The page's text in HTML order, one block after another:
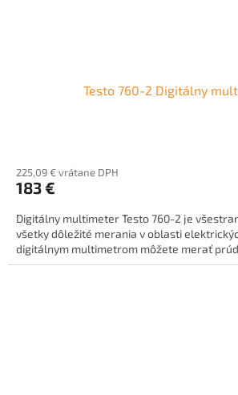
Testo 760-2 Digitálny
produktu
je
z
5
hviezdičiek.
225,09 € vrátane DPH
183 €
Digitálny multimeter Testo 760-2 je
všetky dôležité merania v oblasti
digitálnym multimetrom môžete merať